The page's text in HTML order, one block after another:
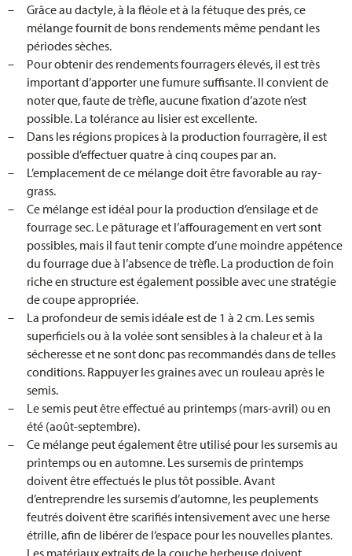
Composition g/are
Ray-grass hybride type
ray-grass anglais
Ray-grass angl. 4n précoce
Dactyle tardif
55
Fléole
25
Fétuque des prés 2n
Caractéristiques agronomiques
hivernant
Oui
Grâce au dactyle, à la fléole et à la fétuque des prés, ce
mélange fournit de bons rendements même pendant les
périodes sèches.
Pour obtenir des rendements fourragers élevés, il est très
important d’apporter une fumure suffisante. Il convient de
noter que, faute de trèfle, aucune fixation d’azote n’est
possible. La tolérance au lisier est excellente.
Dans les régions propices à la production fourragère, il est
possible d’effectuer quatre à cinq coupes par an.
L’emplacement de ce mélange doit être favorable au ray-
grass.
Ce mélange est idéal pour la production d’ensilage et de
fourrage sec. Le pâturage et l’affouragement en vert sont
possibles, mais il faut tenir compte d’une moindre appétence
du fourrage due à l’absence de trèfle. La production de foin
riche en structure est également possible avec une stratégie
de coupe appropriée.
La profondeur de semis idéale est de 1 à 2 cm. Les semis
superficiels ou à la volée sont sensibles à la chaleur et à la
sécheresse et ne sont donc pas recommandés dans de telles
conditions. Rappuyer les graines avec un rouleau après le
semis.
Le semis peut être effectué au printemps (mars-avril) ou en
été (août-septembre).
Ce mélange peut également être utilisé pour les sursemis au
printemps ou en automne. Les sursemis de printemps
doivent être effectués le plus tôt possible. Avant
d’entreprendre les sursemis d’automne, les peuplements
feutrés doivent être scarifiés intensivement avec une herse
étrille, afin de libérer de l’espace pour les nouvelles plantes.
Les matériaux extraits de la couche herbeuse doivent